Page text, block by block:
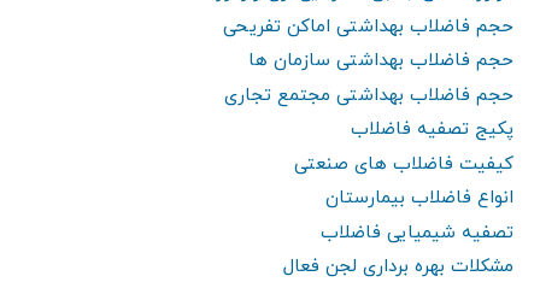
حجم فاضلاب بهداشتی اماکن تفریحی
حجم فاضلاب بهداشتی سازمان ها
حجم فاضلاب بهداشتی مجتمع تجاری
پکیج تصفیه فاضلاب
کیفیت فاضلاب های صنعتی
انواع فاضلاب بیمارستان
تصفیه شیمیایی فاضلاب
مشکلات بهره برداری لجن فعال